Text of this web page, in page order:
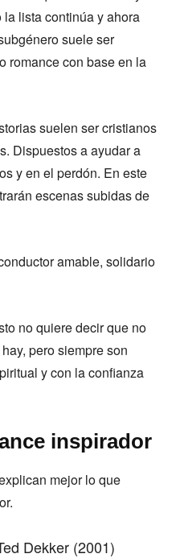
lista continúa y ahora
suele ser
romance con base en la
suelen ser cristianos
Dispuestos a ayudar a
y en el perdón. En este
escenas subidas de
amable, solidario
no quiere decir que no
pero siempre son
y con la confianza
inspirador
mejor lo que
Dekker (2001)